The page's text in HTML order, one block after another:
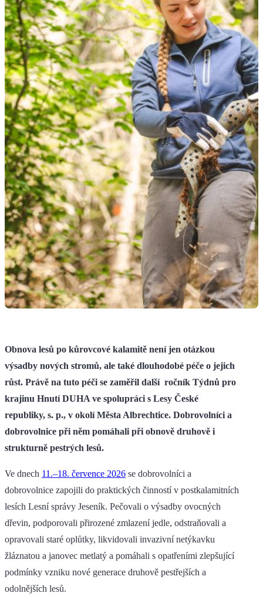
Obnova lesů po kůrovcové kalamitě není jen otázkou
výsadby nových stromů, ale také dlouhodobé péče o jejich
růst. Právě na tuto péči se zaměřil další ročník Týdnů pro
krajinu Hnutí DUHA ve spolupráci s Lesy České
republiky, s. p., v okolí Města Albrechtice. Dobrovolníci a
dobrovolnice při něm pomáhali při obnově druhově i
strukturně pestrých lesů.
Ve dnech 11.–18. července 2026 se dobrovolníci a
dobrovolnice zapojili do praktických činností v postkalamitních
lesích Lesní správy Jeseník. Pečovali o výsadby ovocných
dřevin, podporovali přirozené zmlazení jedle, odstraňovali a
opravovali staré oplůtky, likvidovali invazivní netýkavku
žláznatou a janovec metlatý a pomáhali s opatřeními zlepšující
podmínky vzniku nové generace druhově pestřejších a
odolnějších lesů.